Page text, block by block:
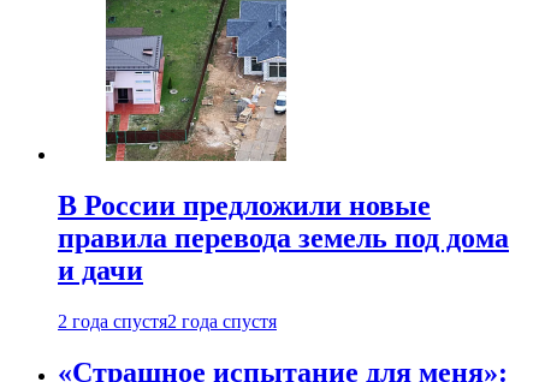
В России предложили новые
правила перевода земель под дома
и дачи
2 года спустя2 года спустя
«Страшное испытание для меня»: